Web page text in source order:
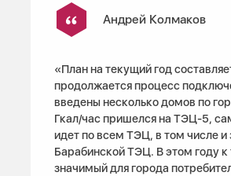
Андрей Колмаков
«План на текущий год
продолжается процесс
введены несколько домов по
Гкал/час пришелся на ТЭЦ-5,
идет по всем ТЭЦ, в том числе
Барабинской ТЭЦ. В этом году
значимый для города